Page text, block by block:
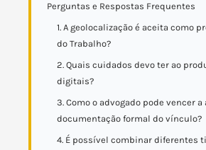
Perguntas e Respostas Frequentes
1. A geolocalização é aceita como
do Trabalho?
2. Quais cuidados devo ter ao
digitais?
3. Como o advogado pode vencer
documentação formal do vínculo?
4. É possível combinar diferentes